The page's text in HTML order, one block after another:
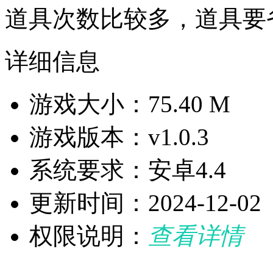
道具次数比较多，道具
详细信息
游戏大小：75.40 M
游戏版本：v1.0.3
系统要求：安卓4.4
更新时间：2024-12-02
权限说明： 查看详情